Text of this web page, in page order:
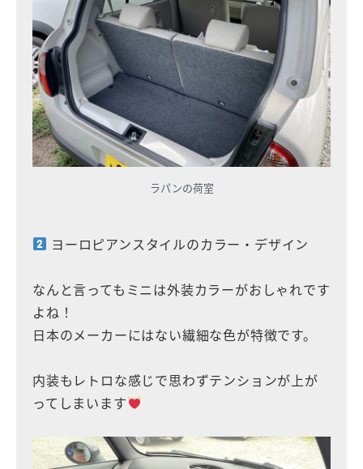
ラパンの荷室
ヨーロピアンスタイルのカラー・デザイン
なんと言ってもミニは外装カラーがおしゃれです
よね！
日本のメーカーにはない繊細な色が特徴です。
内装もレトロな感じで思わずテンションが上が
ってしまいます